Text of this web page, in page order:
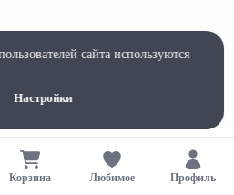
Корзина Любимое Профиль
сайта используются
Настройки